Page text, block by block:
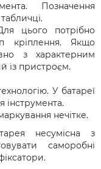
Позначення
цього потрібно
кріплення. Якщо
з характерним
із пристроєм.
У батареї
інструмента.
нечітке.
несумісна з
саморобні